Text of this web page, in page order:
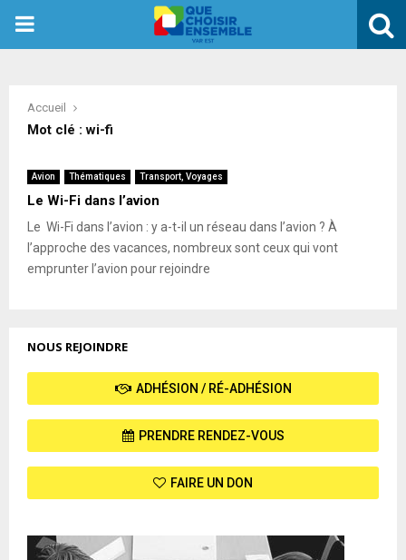
PRIMARY
Accueil
Mot clé : wi-fi
Avion Thématiques Transport, Voyages
Le Wi-Fi dans l’avion
Le Wi-Fi dans l’avion : y a-t-il un réseau dans l’avion ? À
l’approche des vacances, nombreux sont ceux qui vont
emprunter l’avion pour rejoindre
NOUS REJOINDRE
ADHÉSION / RÉ-ADHÉSION
PRENDRE RENDEZ-VOUS
FAIRE UN DON